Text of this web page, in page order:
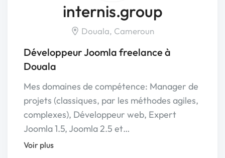
internis.group
Douala, Cameroun
Développeur Joomla freelance à
Douala
Mes domaines de compétence: Manager de
projets (classiques, par les méthodes agiles,
complexes), Développeur web, Expert
Joomla 1.5, Joomla 2.5 et…
Voir plus